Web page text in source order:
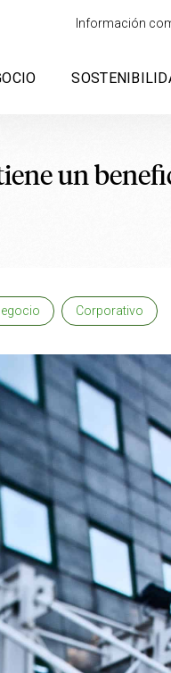
Información
un
Corporativo